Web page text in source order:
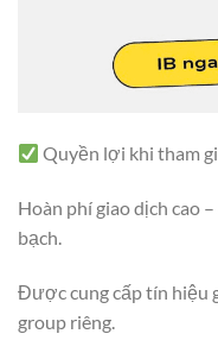
Quyền lợi khi tham
Hoàn phí giao dịch cao
bạch.
Được cung cấp tín hiệu
group riêng.